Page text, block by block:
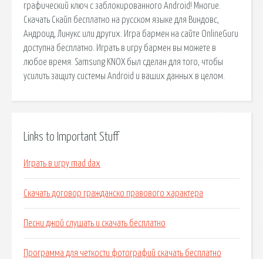
графический ключ с заблокированного Android! Многие.
Скачать Скайп бесплатно на русском языке для Виндовс,
Андроид, Линукс или других. Игра бармен на сайте OnlineGuru
доступна бесплатно. Играть в игру бармен вы можете в
любое время. Samsung KNOX был сделан для того, чтобы
усилить защиту системы Android и ваших данных в целом.
Links to Important Stuff
Играть в игру mad dax
Скачать договор гражданско правового характера
Песни джой слушать и скачать бесплатно
Программа для четкости фотографий скачать бесплатно